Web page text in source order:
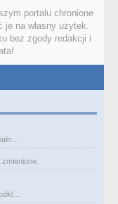
portalu chronione
na własny użytek.
bez zgody redakcji i